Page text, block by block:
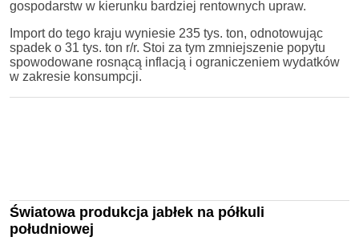
gospodarstw w kierunku bardziej rentownych upraw.
Import do tego kraju wyniesie 235 tys. ton, odnotowując
spadek o 31 tys. ton r/r. Stoi za tym zmniejszenie popytu
spowodowane rosnącą inflacją i ograniczeniem wydatków
w zakresie konsumpcji.
Światowa produkcja jabłek na półkuli
południowej